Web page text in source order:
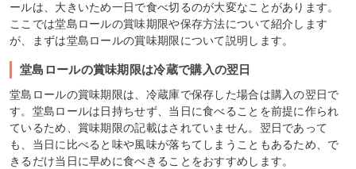
ールは、大きいため一日で食べ切るのが大変なことがあります。
ここでは堂島ロールの賞味期限や保存方法について紹介します
が、まずは堂島ロールの賞味期限について説明します。
堂島ロールの賞味期限は冷蔵で購入の翌日
堂島ロールの賞味期限は、冷蔵庫で保存した場合は購入の翌日で
す。堂島ロールは日持ちせず、当日に食べることを前提に作られ
ているため、賞味期限の記載はされていません。翌日であって
も、当日に比べると味や風味が落ちてしまうこともあるため、で
きるだけ当日に早めに食べきることをおすすめします。